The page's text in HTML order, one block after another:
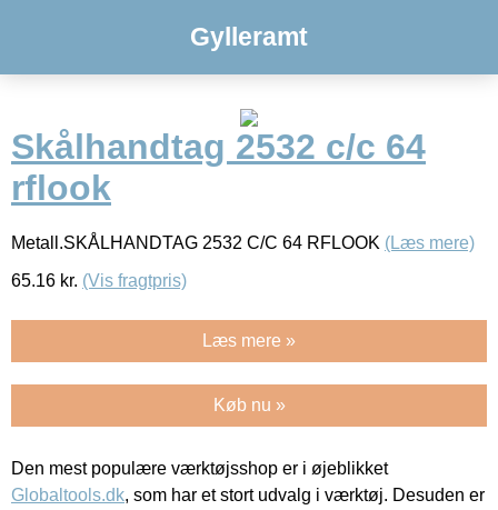
Gylleramt
Skålhandtag 2532 c/c 64
rflook
Metall.SKÅLHANDTAG 2532 C/C 64 RFLOOK (Læs mere)
65.16 kr. (Vis fragtpris)
Læs mere »
Køb nu »
Den mest populære værktøjsshop er i øjeblikket
Globaltools.dk, som har et stort udvalg i værktøj. Desuden er